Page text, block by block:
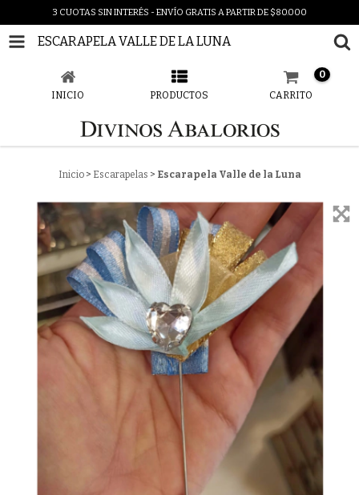
3 CUOTAS SIN INTERÉS - ENVÍO GRATIS A PARTIR DE $80.000
ESCARAPELA VALLE DE LA LUNA
INICIO PRODUCTOS CARRITO
0
Inicio > Escarapelas > Escarapela Valle de la Luna